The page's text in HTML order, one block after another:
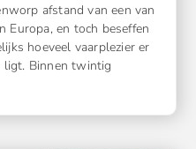
afstand van een van
Europa, en toch beseffen
hoeveel vaarplezier er
Binnen twintig